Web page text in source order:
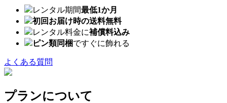
レンタル期間最低1か月
初回お届け時の送料無料
レンタル料金に補償料込み
ピン類同梱ですぐに飾れる
よくある質問
プランについて